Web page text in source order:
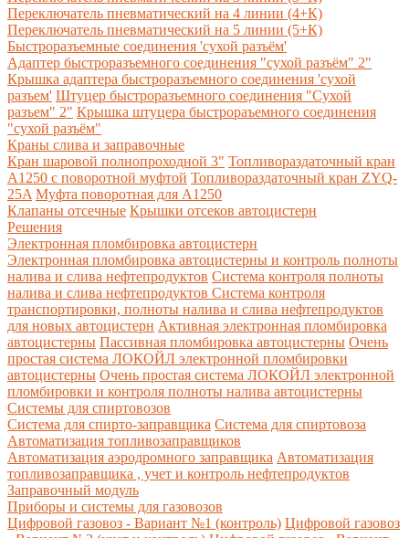
Переключатель пневматический на 4 линии (4+К)
Переключатель пневматический на 5 линии (5+К)
Быстроразъемные соединения 'сухой разъём'
Адаптер быстроразъемного соединения "сухой разъём" 2"
Крышка адаптера быстроразъемного соединения 'сухой
разъем' Штуцер быстроразъемного соединения "Сухой
разъем" 2" Крышка штуцера быстрораъемного соединения
"сухой разъём"
Краны слива и заправочные
Кран шаровой полнопроходной 3" Топливораздаточный кран
A1250 с поворотной муфтой Топливораздаточный кран ZYQ-
25A Муфта поворотная для А1250
Клапаны отсечные Крышки отсеков автоцистерн
Решения
Электронная пломбировка автоцистерн
Электронная пломбировка автоцистерны и контроль полноты
налива и слива нефтепродуктов Система контроля полноты
налива и слива нефтепродуктов Система контроля
транспортировки, полноты налива и слива нефтепродуктов
для новых автоцистерн Активная электронная пломбировка
автоцистерны Пассивная пломбировка автоцистерны Очень
простая система ЛОКОЙЛ электронной пломбировки
автоцистерны Очень простая система ЛОКОЙЛ электронной
пломбировки и контроля полноты налива автоцистерны
Системы для спиртовозов
Система для спирто-заправщика Система для спиртовоза
Автоматизация топливозаправщиков
Автоматизация аэродромного заправщика Автоматизация
топливозаправщика , учет и контроль нефтепродуктов
Заправочный модуль
Приборы и системы для газовозов
Цифровой газовоз - Вариант №1 (контроль) Цифровой газовоз